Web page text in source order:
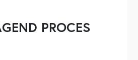
PROCES